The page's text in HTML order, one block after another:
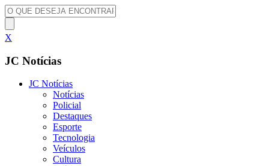
X
JC Notícias
JC Notícias
Notícias
Policial
Destaques
Esporte
Tecnologia
Veículos
Cultura